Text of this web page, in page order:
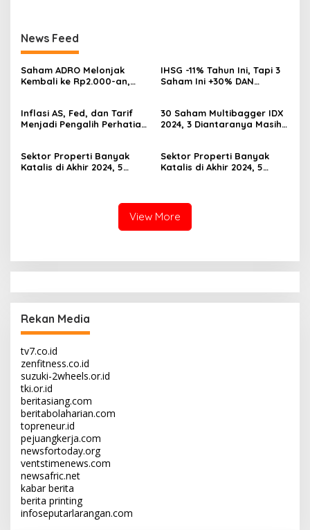
News Feed
Saham ADRO Melonjak
Kembali ke Rp2.000-an,
IHSG -11% Tahun Ini, Tapi 3
Saham Ini +30% DAN
Inflasi AS, Fed, dan Tarif
Menjadi Pengalih Perhatian
30 Saham Multibagger IDX
2024, 3 Diantaranya Masih
Sektor Properti Banyak
Katalis di Akhir 2024, 5
Sektor Properti Banyak
Katalis di Akhir 2024, 5
View More
Rekan Media
tv7.co.id
zenfitness.co.id
suzuki-2wheels.or.id
tki.or.id
beritasiang.com
beritabolaharian.com
topreneur.id
pejuangkerja.com
newsfortoday.org
ventstimenews.com
newsafric.net
kabar berita
berita printing
infoseputarlarangan.com